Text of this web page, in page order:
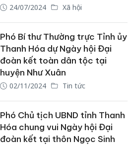
24/07/2024 Xã hội
Phó Bí thư Thường trực Tỉnh ủy
Thanh Hóa dự Ngày hội Đại
đoàn kết toàn dân tộc tại
huyện Như Xuân
02/11/2024 Tin tức
Phó Chủ tịch UBND tỉnh Thanh
Hóa chung vui Ngày hội Đại
đoàn kết tại thôn Ngọc Sinh